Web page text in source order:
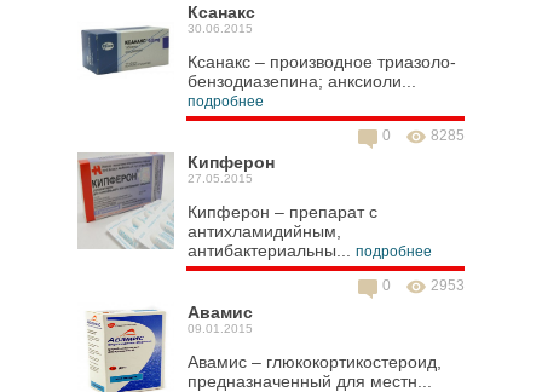
Ксанакс
30.06.2015
Ксанакс – производное триазоло-
бензодиазепина; анксиоли...
подробнее
8285
0
Кипферон
27.05.2015
Кипферон – препарат с
антихламидийным,
антибактериальны... подробнее
2953
0
Авамис
09.01.2015
Авамис – глюкокортикостероид,
предназначенный для местн...